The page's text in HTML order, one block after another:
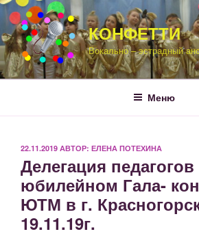
Перейти
содержимому
КОНФЕТТИ
Вокально – эстрадный
Меню
ОПУБЛИКОВАНО
22.11.2019 АВТОР: ЕЛЕНА ПОТЕХИНА
Делегация
юбилейном Гала-
ЮТМ в г.
19.11.19г.